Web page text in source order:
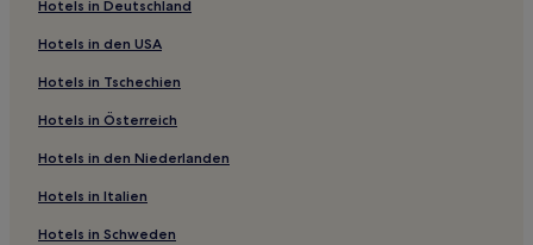
Hotels mit Pool in East Melbourne
Luxus in East Melbourne
Hotels mit Parkplatz in Sandringham
Hotels mit Parkplatz in Red Hill
Hotels mit Pool nahe Half Moon Beach
Hotels mit Parkplatz in Sanctuary Lakes
Familien nahe East End Theatre District
Hotels in Deutschland
Hotels in den USA
Hotels in Tschechien
Hotels in Österreich
Hotels in den Niederlanden
Hotels in Italien
Hotels in Schweden